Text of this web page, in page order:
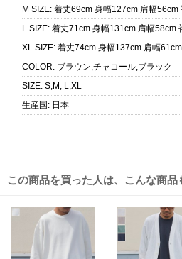
M SIZE: 着丈69cm 身幅127cm 肩幅56cm
L SIZE: 着丈71cm 身幅131cm 肩幅58cm
XL SIZE: 着丈74cm 身幅137cm 肩幅
COLOR: ブラウン,チャコール,ブラック
SIZE: S,M, L,XL
生産国 : 日本
この商品を買った人は、こんな商品